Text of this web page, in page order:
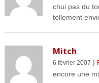
chui pas du
tellement
Mitch
6 février 2007 |
encore une